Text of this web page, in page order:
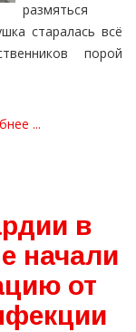
размяться
старалась всё
порой
...
в
начали
от